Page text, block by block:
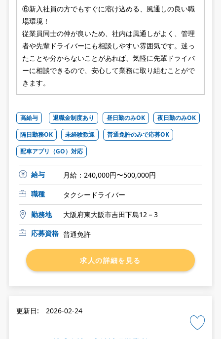
⑥新入社員の方でもすぐに溶け込める、風通しの良い職
場環境！
従業員同士の仲が良いため、社内は風通しがよく、管理
者や先輩ドライバーにも相談しやすい雰囲気です。迷っ
たことや分からないことがあれば、気軽に先輩ドライバ
ーに相談できるので、安心して業務に取り組むことがで
きます。
高給与 退職金制度あり 昼日勤のみOK
夜日勤のみOK
隔日勤務OK
未経験歓迎
普通免許のみで応募OK
配車アプリ（GO）対応
給与
月給：240,000円〜500,000円
職種
タクシードライバー
勤務地
大阪府東大阪市吉田下島12－3
応募資格 普通免許
求人の詳細を見る
更新日: 2026-02-24